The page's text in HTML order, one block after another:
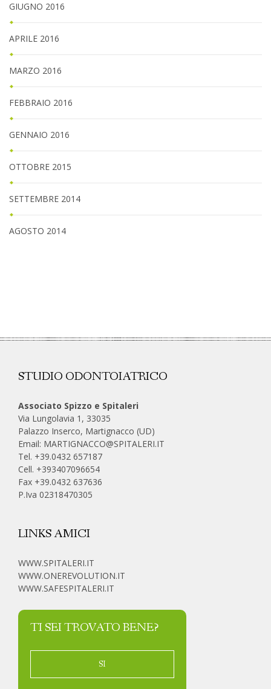
GIUGNO 2016
APRILE 2016
MARZO 2016
FEBBRAIO 2016
GENNAIO 2016
OTTOBRE 2015
SETTEMBRE 2014
AGOSTO 2014
STUDIO ODONTOIATRICO
Associato Spizzo e Spitaleri
Via Lungolavia 1, 33035
Palazzo Inserco, Martignacco (UD)
Email: MARTIGNACCO@SPITALERI.IT
Tel. +39.0432 657187
Cell. +393407096654
Fax +39.0432 637636
P.Iva 02318470305
LINKS AMICI
WWW.SPITALERI.IT
WWW.ONEREVOLUTION.IT
WWW.SAFESPITALERI.IT
TI SEI TROVATO BENE?
SI